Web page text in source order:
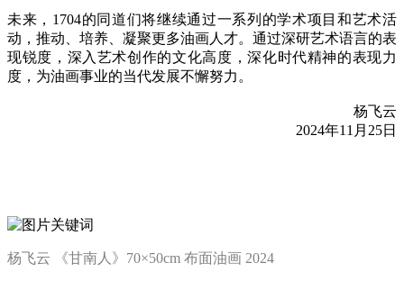
未来，1704的同道们将继续通过一系列的学术项目和艺术活
动，推动、培养、凝聚更多油画人才。通过深研艺术语言的表
现锐度，深入艺术创作的文化高度，深化时代精神的表现力
度，为油画事业的当代发展不懈努力。
杨飞云
2024年11月25日
杨飞云 《甘南人》70×50cm 布面油画 2024